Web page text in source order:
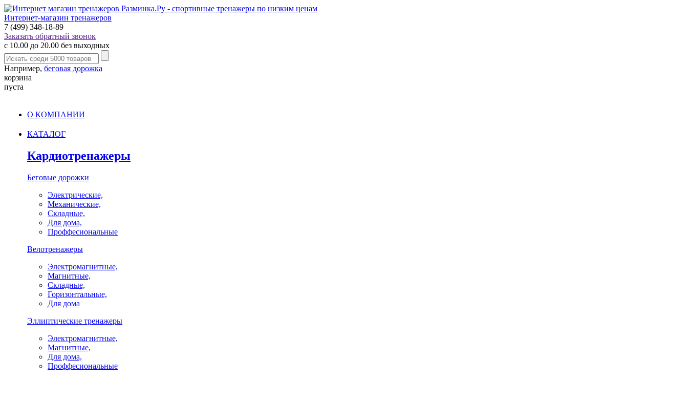
Интернет-магазин тренажеров
7 (499) 348-18-89
Заказать обратный звонок
с 10.00 до 20.00 без выходных
Например, беговая дорожка
корзина
пуста
О КОМПАНИИ
КАТАЛОГ
Кардиотренажеры
Беговые дорожки
Электрические,
Механические,
Складные,
Для дома,
Проффесиональные
Велотренажеры
Электромагнитные,
Магнитные,
Складные,
Горизонтальные,
Для дома
Эллиптические тренажеры
Электромагнитные,
Магнитные,
Для дома,
Проффесиональные